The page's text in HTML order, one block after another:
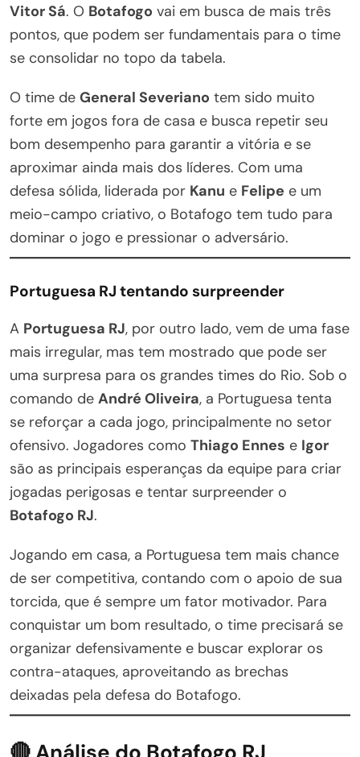
Vitor Sá. O Botafogo vai em busca de mais três
pontos, que podem ser fundamentais para o time
se consolidar no topo da tabela.
O time de General Severiano tem sido muito
forte em jogos fora de casa e busca repetir seu
bom desempenho para garantir a vitória e se
aproximar ainda mais dos líderes. Com uma
defesa sólida, liderada por Kanu e Felipe e um
meio-campo criativo, o Botafogo tem tudo para
dominar o jogo e pressionar o adversário.
Portuguesa RJ tentando surpreender
A Portuguesa RJ, por outro lado, vem de uma fase
mais irregular, mas tem mostrado que pode ser
uma surpresa para os grandes times do Rio. Sob o
comando de André Oliveira, a Portuguesa tenta
se reforçar a cada jogo, principalmente no setor
ofensivo. Jogadores como Thiago Ennes e Igor
são as principais esperanças da equipe para criar
jogadas perigosas e tentar surpreender o
Botafogo RJ.
Jogando em casa, a Portuguesa tem mais chance
de ser competitiva, contando com o apoio de sua
torcida, que é sempre um fator motivador. Para
conquistar um bom resultado, o time precisará se
organizar defensivamente e buscar explorar os
contra-ataques, aproveitando as brechas
deixadas pela defesa do Botafogo.